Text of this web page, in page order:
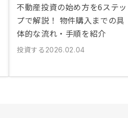
不動産投資の始め方を6ステッ
プで解説！ 物件購入までの具
体的な流れ・手順を紹介
投資する 2026.02.04